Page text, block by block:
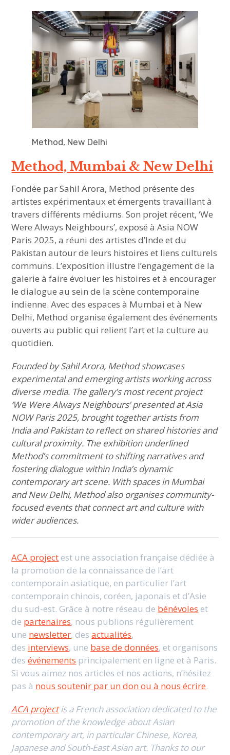
Method, New Delhi
Method, Mumbai & New Delhi
Fondée par Sahil Arora, Method présente des
artistes expérimentaux et émergents travaillant à
travers différents médiums. Son projet récent, ‘We
Were Always Neighbours’, exposé à Asia NOW
Paris 2025, a réuni des artistes d’Inde et du
Pakistan autour de leurs histoires et liens culturels
communs. L’exposition illustre l’engagement de la
galerie à faire évoluer les histoires et à encourager
le dialogue au sein de la scène contemporaine
indienne. Avec des espaces à Mumbai et à New
Delhi, Method organise également des événements
ouverts au public qui relient l’art et la culture au
quotidien.
Founded by Sahil Arora, Method showcases
experimental and emerging artists working across
diverse media. The gallery’s most recent project
‘We Were Always Neighbours’ presented at Asia
NOW Paris 2025, brought together artists from
India and Pakistan to reflect on shared histories and
cultural proximity. The exhibition underlined
Method’s commitment to shifting narratives and
fostering dialogue within India’s dynamic
contemporary art scene. With spaces in Mumbai
and New Delhi, Method also organises community-
focused events that connect art and culture with
wider audiences.
ACA project est une association française dédiée à
la promotion de la connaissance de l’art
contemporain asiatique, en particulier l’art
contemporain chinois, coréen, japonais et d’Asie
du sud-est. Grâce à notre réseau de bénévoles et
de partenaires, nous publions régulièrement
une newsletter, desactualités,
des interviews, une base de données, et organisons
desévénements principalement en ligne et à Paris.
Si vous aimez nos articles et nos actions, n’hésitez
pas à nous soutenir par un don ou à nous écrire.
ACA projectis a French association dedicated to the
promotion of the knowledge about Asian
contemporary art, in particular Chinese, Korea,
Japanese and South-East Asian art. Thanks to our